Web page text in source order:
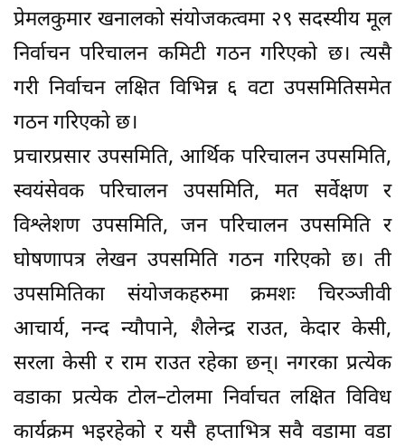
प्रेमलकुमार खनालको संयोजकत्वमा २९ सदस्यीय मूल
निर्वाचन परिचालन कमिटी गठन गरिएको छ। त्यसै
गरी निर्वाचन लक्षित विभिन्न ६ वटा उपसमितिसमेत
गठन गरिएको छ।
प्रचारप्रसार उपसमिति, आर्थिक परिचालन उपसमिति,
स्वयंसेवक परिचालन उपसमिति, मत सर्वेक्षण र
विश्लेशण उपसमिति, जन परिचालन उपसमिति र
घोषणापत्र लेखन उपसमिति गठन गरिएको छ। ती
उपसमितिका संयोजकहरुमा क्रमशः चिरञ्जीवी
आचार्य, नन्द न्यौपाने, शैलेन्द्र राउत, केदार केसी,
सरला केसी र राम राउत रहेका छन्। नगरका प्रत्येक
वडाका प्रत्येक टोल–टोलमा निर्वाचत लक्षित विविध
कार्यक्रम भइरहेको र यसै हप्ताभित्र सवै वडामा वडा